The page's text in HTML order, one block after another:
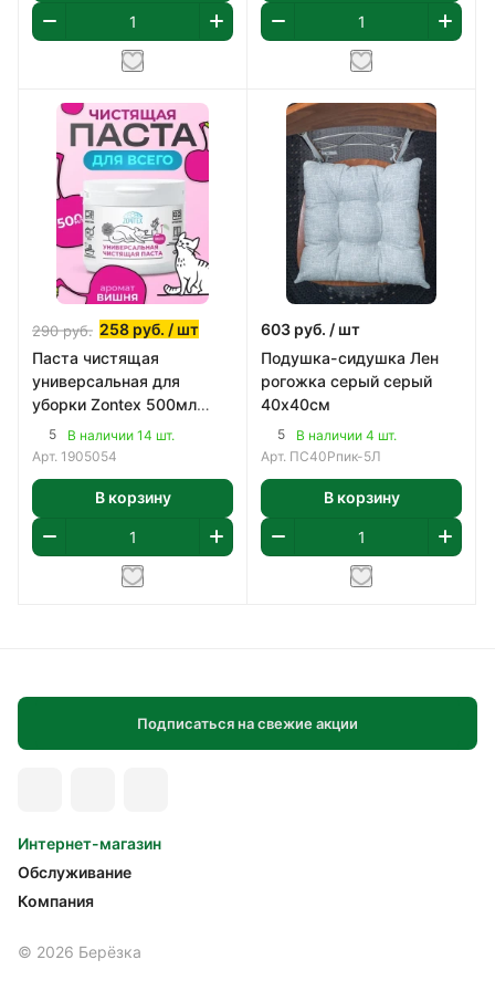
290руб. 258 руб. / шт
Паста чистящая
универсальная для
уборки Zontex 500мл
Вишня
5
В наличии 14 шт.
Арт. 1905054
В корзину
603 руб. / шт
Подушка-сидушка Лен
рогожка серый серый
40х40см
5
В наличии 4 шт.
Арт. ПС40Рпик-5Л
В корзину
Подписаться на свежие акции
Интернет-магазин
Обслуживание
Компания
© 2026 Берёзка